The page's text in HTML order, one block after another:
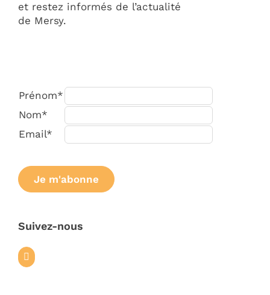
et restez informés de l’actualité
de Mersy.
Prénom*
Nom*
Email*
Suivez-nous